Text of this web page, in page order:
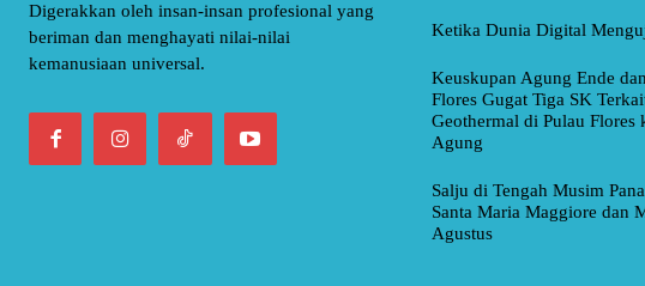
Digerakkan oleh insan-insan profesional yang
beriman dan menghayati nilai-nilai
kemanusiaan universal.
Ketika Dunia Digital
Keuskupan Agung Ende
Flores Gugat Tiga SK
Geothermal di Pulau Flores
Agung
Salju di Tengah Musim
Santa Maria Maggiore dan
Agustus